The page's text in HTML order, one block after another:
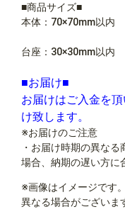
■商品サイズ■
本体：70×70mm以内
台座：30×30mm以内
■お届け■
お届けはご入金を
け致します。
※お届けのご注意
・お届け時期の異な
場合、納期の遅い方に
※画像はイメージです
異なる場合がございま